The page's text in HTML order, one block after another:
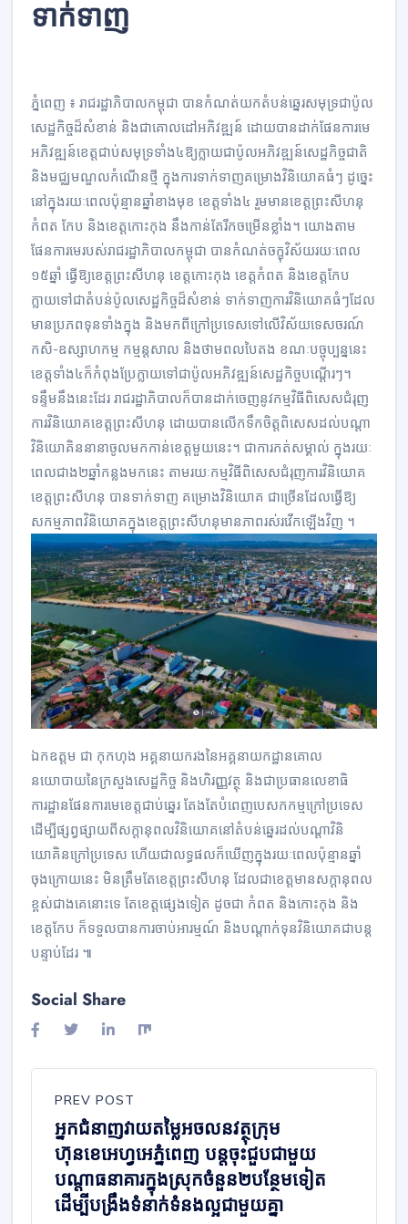
ទាក់ទាញ​
ភ្នំពេញ ៖ រាជរដ្ឋាភិបាលកម្ពុជា​ បានកំណត់យក​តំបន់​ឆ្នេរសមុទ្រ​ជា​ប៉ូល​
សេដ្ឋកិច្ច​ដ៏សំខាន់ និង​ជា​គោលដៅអភិវឌ្ឍន៍​ ដោយ​បានដាក់ផែនការ​មេ​
អភិវឌ្ឍន៍ខេត្ត​ជាប់​សមុទ្រ​ទាំង​៤​​ឱ្យក្លាយជា​ប៉ូលអភិវឌ្ឍន៍សេដ្ឋកិច្ចជាតិ
និងមជ្ឈមណ្ឌលកំណើនថ្មី ក្នុងការទាក់ទាញគម្រោង​វិនិយោគធំៗ ដូច្នេះ
នៅក្នុងរយៈពេល​ប៉ុន្មានឆ្នាំខាងមុខ ខេត្តទាំង៤​ រួមមានខេត្តព្រះសីហនុ
កំពត កែប និងខេត្តកោះកុង នឹងកាន់តែរីកចម្រើនខ្លាំង។ យោងតាម
ផែនការមេ​របស់រាជរដ្ឋាភិបាលកម្ពុជា បានកំណត់​ចក្ខុវិស័យ​រយៈពេល​
១៥ឆ្នាំ ធ្វើ​ឱ្យខេត្តព្រះសីហនុ ខេត្តកោះកុង ខេត្តកំពត និងខេត្ត​កែប
ក្លាយ​ទៅជា​តំបន់​ប៉ូលសេដ្ឋកិច្ច​ដ៏សំខាន់ ទាក់ទាញការ​វិនិយោគធំៗដែល
មានប្រភពទុនទាំងក្នុង និងមកពីក្រៅប្រទេសទៅលើវិស័យទេសចរណ៍
កសិ-ឧស្សាហកម្ម កម្មន្តសាល និងថាមពល​បៃតង ខណៈបច្ចុប្បន្ន​នេះ
ខេត្តទាំង៤ក៏កំពុងប្រែក្លាយទៅជា​ប៉ូល​អភិវឌ្ឍ​ន៍សេដ្ឋកិច្ច​បណ្ដើរៗ។​
ទន្ទឹមនឹង​នេះដែរ រាជរដ្ឋាភិបាល​ក៏បានដាក់​ចេញនូវកម្ម​វិធីពិសេសជំរុញ
ការ​វិនិយោគខេត្តព្រះសីហនុ ដោយបាន​លើកទឹក​ចិត្តពិសេស​ដល់​បណ្ដា
វិនិយោគិន​នានាចូលមកកាន់ខេត្តមួយនេះ។ ជាការ​កត់សម្គាល់ ក្នុងរយៈ
ពេលជាង​២ឆ្នាំកន្លងមកនេះ តាមរយៈកម្មវិធីពិសេសជំរុញការ​វិនិយោគ
ខេត្តព្រះសីហនុ បានទាក់ទាញ គម្រោងវិនិយោគ ជាច្រើន​ដែលធ្វើឱ្យ
សកម្មភាពវិនិយោគក្នុង​ខេត្តព្រះសីហនុមានភាពរស់​រវើក​ឡើង​វិញ​ ។​
ឯកឧត្តម ​ជា កុកហុង អគ្គនាយករង​នៃអគ្គនាយកដ្ឋាន​គោល​
នយោបាយនៃក្រសួងសេដ្ឋកិច្ច​​ និងហិរញ្ញវត្ថុ ​​និងជា​ប្រធានលេខាធិ
ការដ្ឋានផែនការមេខេត្តជាប់ឆ្នេរ​ តែងតែបំពេញ​បេសកកម្ម​ក្រៅប្រទេស​
ដើម្បីផ្សព្វផ្សាយពីសក្ដានុពលវិនិយោគ​នៅតំបន់ឆ្នេរ​ដល់បណ្ដាវិនិ
យោគិនក្រៅប្រទេស ហើយជាលទ្ធផល​ក៏ឃើញក្នុងរយៈពេលប៉ុន្មានឆ្នាំ
ចុងក្រោយនេះ មិនត្រឹមតែ​ខេត្តព្រះសីហនុ ដែល​ជា​ខេត្ត​មានសក្ដានុពល
ខ្ពស់ជាង​គេ​នោះទេ តែខេត្តផ្សេងទៀត ដូចជា​ កំពត និងកោះកុង​​ និង
ខេត្តកែប ក៏​ទទួលបានការ​ចាប់អារម្មណ៍ និង​បណ្ដាក់ទុនវិនិយោគ​ជា​បន្ត​
បន្ទាប់ដែរ ៕
Social Share
PREV POST
អ្នកជំនាញវាយតម្លៃអចលនវត្ថុក្រុម
ហ៊ុនខេអេហ្វអេភ្នំពេញ បន្តចុះជួបជាមួយ
បណ្តាធនាគារក្នុងស្រុកចំនួន២បន្ថែមទៀត
ដើម្បីបង្រឹងទំនាក់ទំនងល្អជាមួយគ្នា